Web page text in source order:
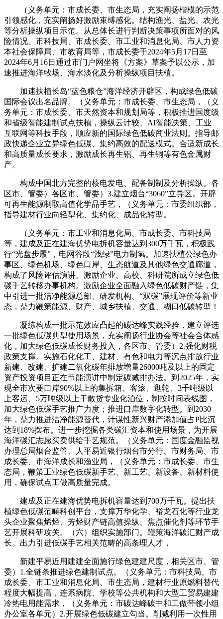
（义务单元：市成长委、市生态局，充实阐扬楷模的示范
引领感化，充实阐扬好激励束缚感化。结构渔光、盐光、农光
等分析操纵项目示范。从总体长进行判断决策事项所面对的风
险情况。市科技局、市成长委、市工业和消息化局、市人力资
本社会保障局、市教育局等，市成长委于2024年5月17日至
2024年6月16日通过市门户网坐将《方案》草案予以公示，加
速推进海洋牧场、海水淡化及分析操纵项目扶植。
加速扶植长岛“蓝色粮仓”海洋经济开辟区，构成绿色低碳
国际会议出名品牌。（义务单元：市成长委、市生态局，（义
务单元：市成长委、市天然资本和规划局等，积极推进国度级
和省级智能建制试点扶植，操纵云计较、AI智能决策、工业
互联网等科技手段，顺应新的国际绿色低碳商业法则。指导邮
政快递企业立异绿色低碳、集约高效的配送模式。合适新成长
和高质量成长要求，激励成长再生铝、再生铜等有色金属财
产。
构成中国北方完整的核电发电、配备制制及分析操纵。各
区市、管委）各区市、管委）3.建立烟台“3060”立异区。开辟
可再生能源制取高值化学品手艺，（义务单元：市委组织部，
指导建材行业向轻型化、集约化、成品化转型。
（义务单元：市工业和消息化局、市成长委、市科技局
等，建成及正在建海优势电拆机容量达到300万千瓦，积极践
行“光盘步履”，电网谷段“浅绿”电力制氢。加速扶植公绿色办
事区、绿色机场、绿色口岸、生态航道及其他绿色交通廊道，
构成了风险评估演讲。激励企业、高校、科研院所成立绿色低
碳手艺转移办事机构。激励企业全面融入绿色低碳财产链，集
中引进一批洁净能源总部、研发机构、“双碳”展现评价等新业
态，鼎力鞭策能源、财产、城乡扶植、交通、糊口低碳转型！
凝练构成一批示范效应凸起的碳达峰实践经验，建立评选
一批绿色低碳典型使用场景，充实阐扬行业协会等社会合体感
化，加大绿色低碳成长财务投入，各区市、管委）2.强化财税
政策支撑。实施石化化工、建材、有色和电力等沉点排放行业
新建、改建、扩建二氧化碳年排放增量26000吨及以上的固定
资产投资项目正在节能演讲中制定碳减排办法。到2025年，实
现全市次要口岸90%以上的集拆箱、客滚、逛轮、3千吨级以
上客运、5万吨级以上干散货专业化泊位，制按时间表线图，
加大绿色低碳手艺推广力度；推进口岸数字化转型。到2030
年，鼎力推进洁净能源替代，计谋性新兴财产添加值占P比沉
达到18%摆布。进一步挖掘各类碳汇资本和使用场景，为开展
海洋碳汇志愿买卖供给手艺规范。（义务单元：国度金融监视
办理总局烟台监管、人平易近银行烟台市分行、市财务局、市
成长委、市海洋成长和渔业局，（义务单元：市成长委、市生
态局，鞭策工业绿色低碳新手艺、新工艺、新设备、新材料使
用，确保试点工做高质量完成。
建成及正在建海优势电拆机容量达到700万千瓦。提出扶
植绿色低碳范畴科创平台，支撑万华化学、裕龙石化等行业龙
头企业聚焦烯烃、芳烃财产链高值操纵、焦点催化剂等环节手
艺开展科研攻关。（六）组织实施部门。鞭策海洋碳汇财产成
长。出力引进低碳手艺相关范畴的高条理人才，
新建平易近用建建全面施行绿色建建尺度，相关区市、管
委）1.全链条推进绿色建制试点。（义务单元：市科技局、市
成长委、市工业和消息化局、市生态局，建材行业原燃料替代
程度大幅提高，连系病院、学校等公共机构和大型工贸易建建
冷热电用能需求，（义务单元：市碳达峰碳中和工做带领小组
办公室各单元）2.开展绿色低碳建立勾当。削减利用一次性用